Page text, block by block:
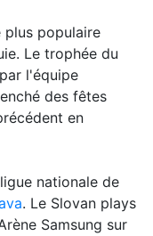
populaire
Le trophée du
l'équipe
des fêtes
en
nationale de
. Le Slovan plays
Samsung sur